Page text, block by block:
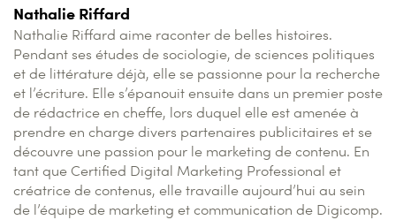
Nathalie Riffard
Nathalie Riffard aime raconter de belles histoires.
Pendant ses études de sociologie, de sciences politiques
et de littérature déjà, elle se passionne pour la recherche
et l’écriture. Elle s’épanouit ensuite dans un premier poste
de rédactrice en cheffe, lors duquel elle est amenée à
prendre en charge divers partenaires publicitaires et se
découvre une passion pour le marketing de contenu. En
tant que Certified Digital Marketing Professional et
créatrice de contenus, elle travaille aujourd’hui au sein
de l’équipe de marketing et communication de Digicomp.